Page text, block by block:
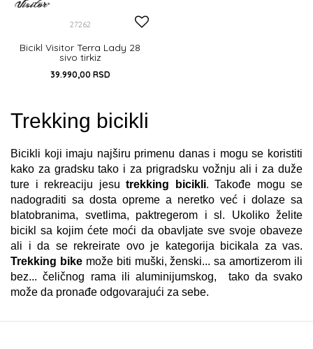
27262
Bicikl Visitor Terra Lady 28
sivo tirkiz
39.990,00 RSD
Trekking bicikli
Bicikli koji imaju najširu primenu danas i mogu se koristiti
kako za gradsku tako i za prigradsku vožnju ali i za duže
ture i rekreaciju jesu trekking bicikli. Takođe mogu se
nadograditi sa dosta opreme a neretko već i dolaze sa
blatobranima, svetlima, paktregerom i sl. Ukoliko želite
bicikl sa kojim ćete moći da obavljate sve svoje obaveze
ali i da se rekreirate ovo je kategorija bicikala za vas.
Trekking bikemože biti muški, ženski... sa amortizerom ili
bez... čeličnog rama ili aluminijumskog, tako da svako
može da pronađe odgovarajući za sebe.